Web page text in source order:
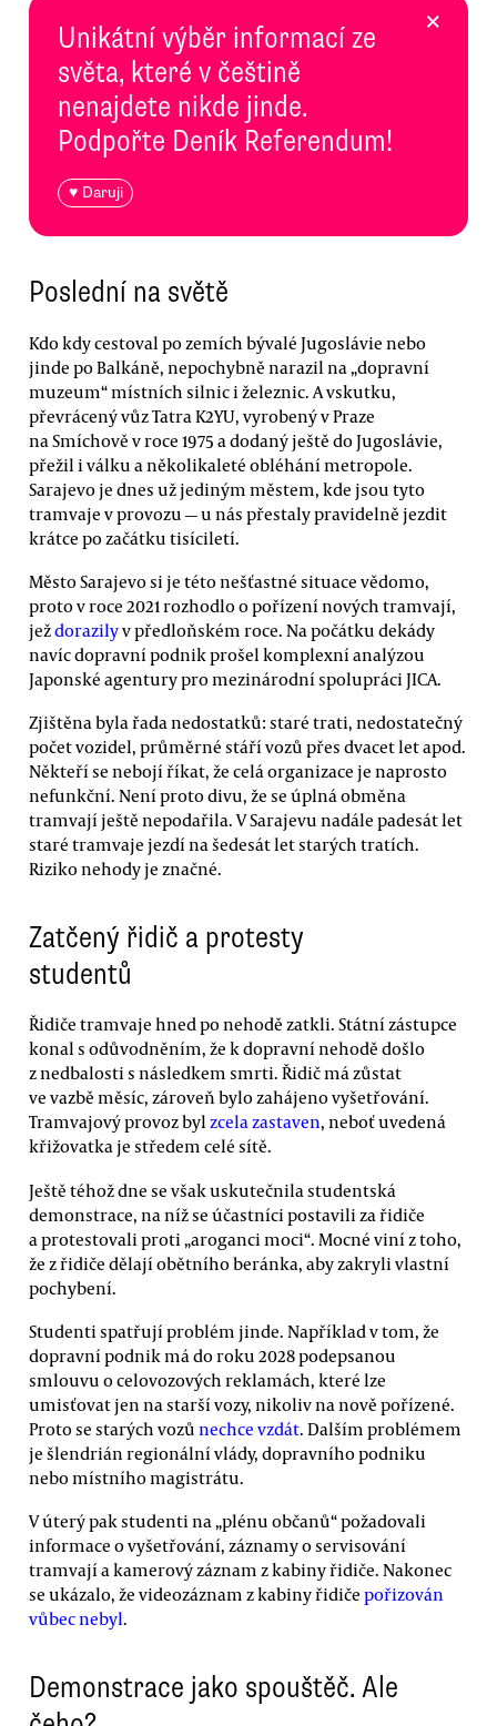
Unikátní výběr informací ze
světa, které v češtině
nenajdete nikde jinde.
Podpořte Deník Referendum!
♥ Daruji
×
Poslední na světě
Kdo kdy cestoval po zemích bývalé Jugoslávie nebo
jinde po Balkáně, nepochybně narazil na „dopravní
muzeum“ místních silnic i železnic. A vskutku,
převrácený vůz Tatra K2YU, vyrobený v Praze
na Smíchově v roce 1975 a dodaný ještě do Jugoslávie,
přežil i válku a několikaleté obléhání metropole.
Sarajevo je dnes už jediným městem, kde jsou tyto
tramvaje v provozu — u nás přestaly pravidelně jezdit
krátce po začátku tisíciletí.
Město Sarajevo si je této nešťastné situace vědomo,
proto v roce 2021 rozhodlo o pořízení nových tramvají,
ježdorazilyv předloňském roce. Na počátku dekády
navíc dopravní podnik prošel komplexní analýzou
Japonské agentury pro mezinárodní spolupráci JICA.
Zjištěna byla řada nedostatků: staré trati, nedostatečný
počet vozidel, průměrné stáří vozů přes dvacet let apod.
Někteří se nebojí říkat, že celá organizace je naprosto
nefunkční. Není proto divu, že se úplná obměna
tramvají ještě nepodařila. V Sarajevu nadále padesát let
staré tramvaje jezdí na šedesát let starých tratích.
Riziko nehody je značné.
Zatčený řidič a protesty
studentů
Řidiče tramvaje hned po nehodě zatkli. Státní zástupce
konal s odůvodněním, že k dopravní nehodě došlo
z nedbalosti s následkem smrti. Řidič má zůstat
ve vazbě měsíc, zároveň bylo zahájeno vyšetřování.
Tramvajový provoz byl zcela zastaven, neboť uvedená
křižovatka je středem celé sítě.
Ještě téhož dne se však uskutečnila studentská
demonstrace, na níž se účastníci postavili za řidiče
a protestovali proti „aroganci moci“. Mocné viní z toho,
že z řidiče dělají obětního beránka, aby zakryli vlastní
pochybení.
Studenti spatřují problém jinde. Například v tom, že
dopravní podnik má do roku 2028 podepsanou
smlouvu o celovozových reklamách, které lze
umisťovat jen na starší vozy, nikoliv na nově pořízené.
Proto se starých vozů nechce vzdát. Dalším problémem
je šlendrián regionální vlády, dopravního podniku
nebo místního magistrátu.
V úterý pak studenti na „plénu občanů“ požadovali
informace o vyšetřování, záznamy o servisování
tramvají a kamerový záznam z kabiny řidiče. Nakonec
se ukázalo, že videozáznam z kabiny řidiče pořizován
vůbec nebyl.
Demonstrace jako spouštěč. Ale